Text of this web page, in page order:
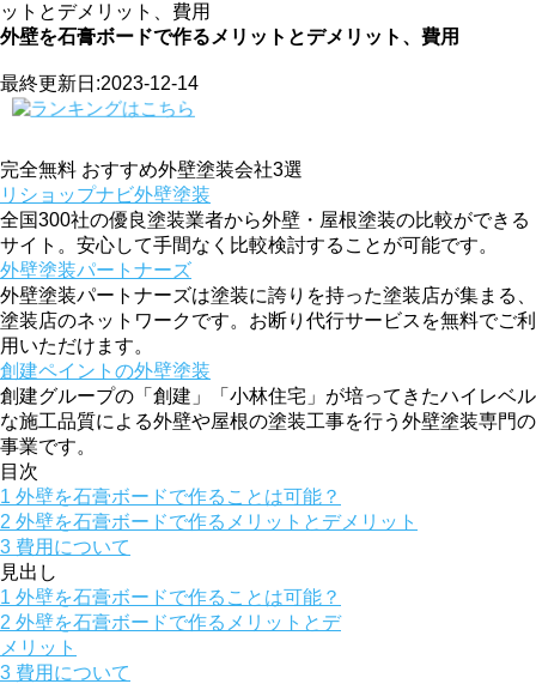
ットとデメリット、費用
外壁を石膏ボードで作るメリットとデメリット、費用
最終更新日:2023-12-14
完全無料 おすすめ外壁塗装会社3選
リショップナビ外壁塗装
全国300社の優良塗装業者から外壁・屋根塗装の比較ができる
サイト。安心して手間なく比較検討することが可能です。
外壁塗装パートナーズ
外壁塗装パートナーズは塗装に誇りを持った塗装店が集まる、
塗装店のネットワークです。お断り代行サービスを無料でご利
用いただけます。
創建ペイントの外壁塗装
創建グループの「創建」「小林住宅」が培ってきたハイレベル
な施工品質による外壁や屋根の塗装工事を行う外壁塗装専門の
事業です。
目次
1 外壁を石膏ボードで作ることは可能？
2 外壁を石膏ボードで作るメリットとデメリット
3 費用について
見出し
1 外壁を石膏ボードで作ることは可能？
2 外壁を石膏ボードで作るメリットとデ
メリット
3 費用について